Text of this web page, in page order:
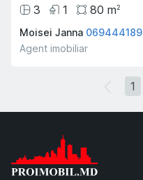
3
1 80 m2
Moisei Janna 069444189
Agent imobiliar
1